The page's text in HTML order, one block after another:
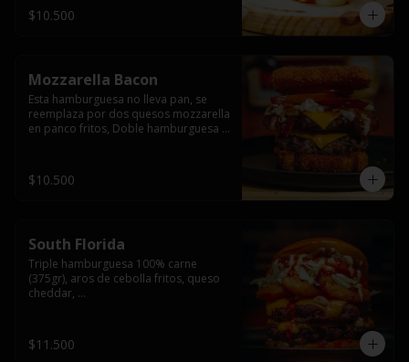
$10.500
Mozzarella Bacon
Esta hamburguesa no lleva pan, se
reemplaza por dos quesos mozzarella
en panco fritos, Doble hamburguesa
salsa BBQ acompañado de papas
fritas.
$10.500
South Florida
Triple hamburguesa 100% carne
(375gr), aros de cebolla fritos, queso
cheddar,
$11.500